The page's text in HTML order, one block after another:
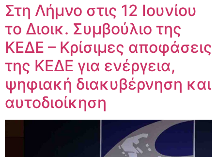
Στη Λήμνο στις 12 Ιουνίου
το Διοικ. Συμβούλιο της
ΚΕΔΕ – Κρίσιμες αποφάσεις
της ΚΕΔΕ για ενέργεια,
ψηφιακή διακυβέρνηση και
αυτοδιοίκηση